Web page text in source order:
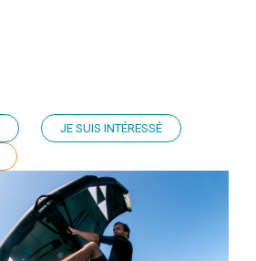
JE SUIS INTÉRESSÉ